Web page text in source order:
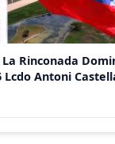
Rinconada
Lcdo Antoni